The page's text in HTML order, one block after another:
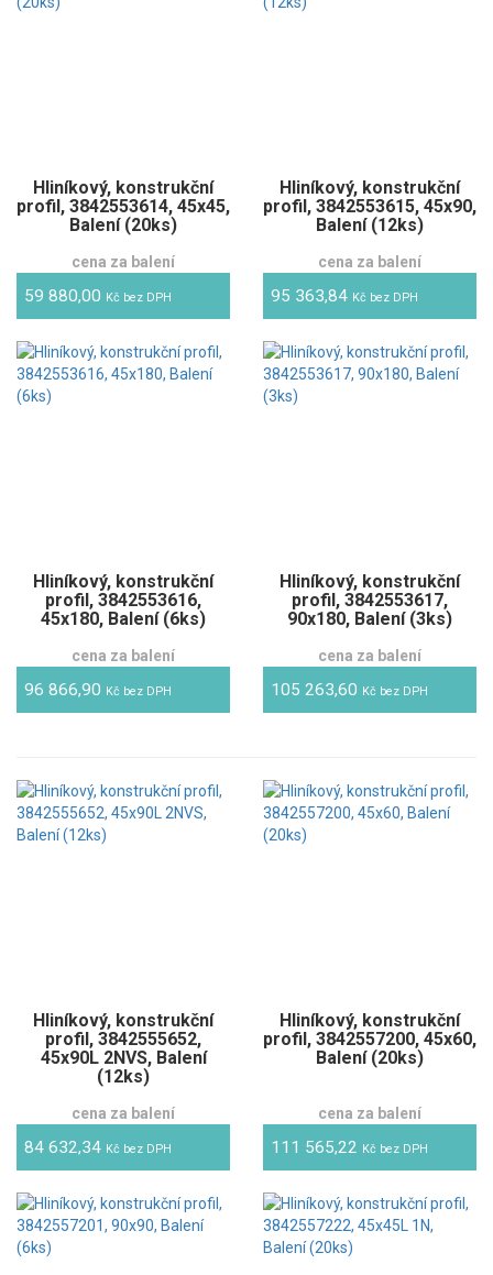
Hliníkový, konstrukční
profil, 3842553614, 45x45,
Balení (20ks)
cena za balení
59 880,00 Kč bez DPH
Hliníkový, konstrukční
profil, 3842553615, 45x90,
Balení (12ks)
cena za balení
95 363,84 Kč bez DPH
Hliníkový, konstrukční
profil, 3842553616,
45x180, Balení (6ks)
cena za balení
96 866,90 Kč bez DPH
Hliníkový, konstrukční
profil, 3842553617,
90x180, Balení (3ks)
cena za balení
105 263,60 Kč bez DPH
Hliníkový, konstrukční
profil, 3842555652,
45x90L 2NVS, Balení
(12ks)
cena za balení
84 632,34 Kč bez DPH
Hliníkový, konstrukční
profil, 3842557200, 45x60,
Balení (20ks)
cena za balení
111 565,22 Kč bez DPH